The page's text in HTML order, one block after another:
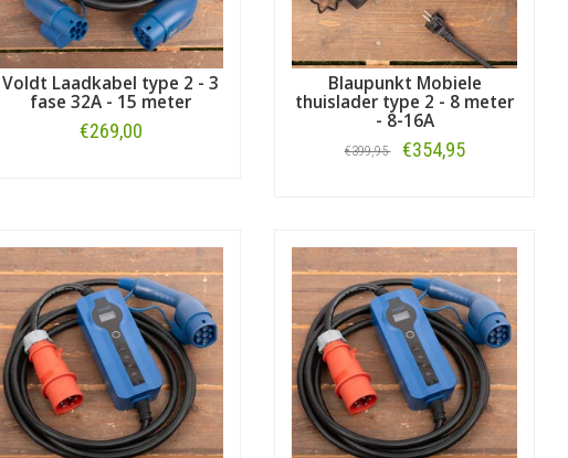
Voldt Laadkabel type 2 - 3
fase 32A - 15 meter
€269,00
Blaupunkt Mobiele
thuislader type 2 - 8 meter
- 8-16A
€399,95 €354,95